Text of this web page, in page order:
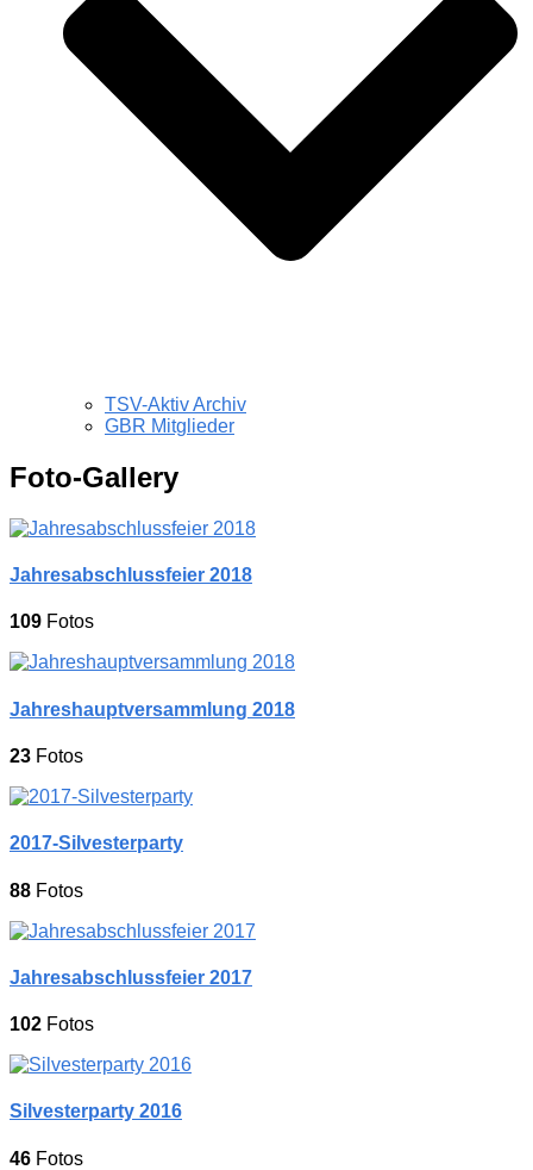
TSV-Aktiv Archiv
GBR Mitglieder
Foto-Gallery
Jahresabschlussfeier 2018
109 Fotos
Jahreshauptversammlung 2018
23 Fotos
2017-Silvesterparty
88 Fotos
Jahresabschlussfeier 2017
102 Fotos
Silvesterparty 2016
46 Fotos